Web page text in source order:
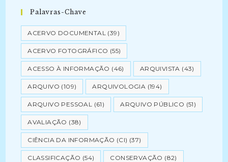
Palavras-Chave
ACERVO DOCUMENTAL (39)
ACERVO FOTOGRÁFICO (55)
ACESSO À INFORMAÇÃO (46) ARQUIVISTA (43)
ARQUIVO (109) ARQUIVOLOGIA (194)
ARQUIVO PESSOAL (61) ARQUIVO PÚBLICO (51)
AVALIAÇÃO (38)
CIÊNCIA DA INFORMAÇÃO (CI) (37)
CLASSIFICAÇÃO (54) CONSERVAÇÃO (82)